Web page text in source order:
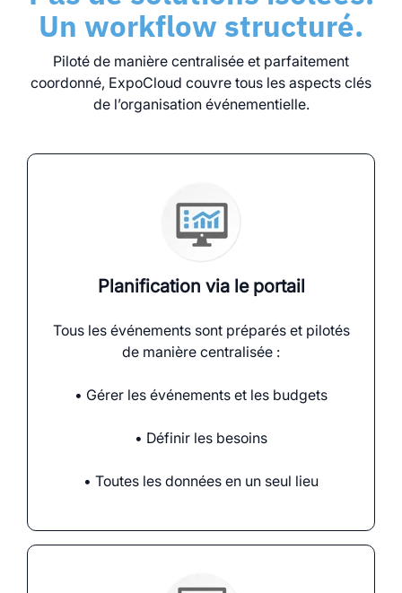
Services
Un workflow structuré.
Piloté de manière centralisée et parfaitement
coordonné, ExpoCloud couvre tous les aspects clés
de l’organisation événementielle.
Planification via le portail
Tous les événements sont préparés et pilotés
de manière centralisée :
• Gérer les événements et les budgets
• Définir les besoins
• Toutes les données en un seul lieu